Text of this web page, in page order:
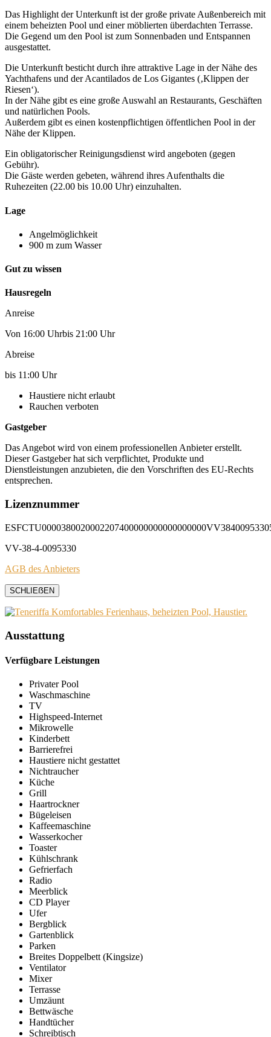
Das Highlight der Unterkunft ist der große private Außenbereich mit
einem beheizten Pool und einer möblierten überdachten Terrasse.
Die Gegend um den Pool ist zum Sonnenbaden und Entspannen
ausgestattet.
Die Unterkunft besticht durch ihre attraktive Lage in der Nähe des
Yachthafens und der Acantilados de Los Gigantes (‚Klippen der
Riesen‘).
In der Nähe gibt es eine große Auswahl an Restaurants, Geschäften
und natürlichen Pools.
Außerdem gibt es einen kostenpflichtigen öffentlichen Pool in der
Nähe der Klippen.
Ein obligatorischer Reinigungsdienst wird angeboten (gegen
Gebühr).
Die Gäste werden gebeten, während ihres Aufenthalts die
Ruhezeiten (22.00 bis 10.00 Uhr) einzuhalten.
Lage
Angelmöglichkeit
900 m zum Wasser
Gut zu wissen
Hausregeln
Anreise
Von 16:00 Uhrbis 21:00 Uhr
Abreise
bis 11:00 Uhr
Haustiere nicht erlaubt
Rauchen verboten
Gastgeber
Das Angebot wird von einem professionellen Anbieter erstellt.
Dieser Gastgeber hat sich verpflichtet, Produkte und
Dienstleistungen anzubieten, die den Vorschriften des EU-Rechts
entsprechen.
Lizenznummer
VV-38-4-0095330
AGB des Anbieters
SCHLIEẞEN
Ausstattung
Verfügbare Leistungen
Privater Pool
Waschmaschine
TV
Highspeed-Internet
Mikrowelle
Kinderbett
Barrierefrei
Haustiere nicht gestattet
Nichtraucher
Küche
Grill
Haartrockner
Bügeleisen
Kaffeemaschine
Wasserkocher
Toaster
Kühlschrank
Gefrierfach
Radio
Meerblick
CD Player
Ufer
Bergblick
Gartenblick
Parken
Breites Doppelbett (Kingsize)
Ventilator
Mixer
Terrasse
Umzäunt
Bettwäsche
Handtücher
Schreibtisch